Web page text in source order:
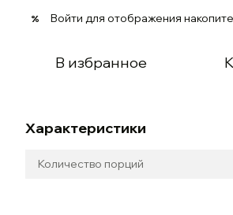
% Войти для отображения
В избранное
Характеристики
Количество порций